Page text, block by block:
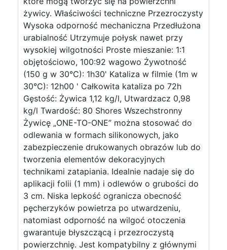
żywicy. Właściwości techniczne Przezroczysty
Wysoka odporność mechaniczna Przedłużona
urabialność Utrzymuje połysk nawet przy
wysokiej wilgotności Proste mieszanie: 1:1
objętościowo, 100:92 wagowo Żywotność
(150 g w 30°C): 1h30' Kataliza w filmie (1m w
30°C): 12h00 ' Całkowita kataliza po 72h
Gęstość: Żywica 1,12 kg/l, Utwardzacz 0,98
kg/l Twardość: 80 Shores Wszechstronny
Żywicę „ONE-TO-ONE” można stosować do
odlewania w formach silikonowych, jako
zabezpieczenie drukowanych obrazów lub do
tworzenia elementów dekoracyjnych
technikami zatapiania. Idealnie nadaje się do
aplikacji folii (1 mm) i odlewów o grubości do
3 cm. Niska lepkość ogranicza obecność
pęcherzyków powietrza po utwardzeniu,
natomiast odporność na wilgoć otoczenia
gwarantuje błyszczącą i przezroczystą
powierzchnię. Jest kompatybilny z głównymi